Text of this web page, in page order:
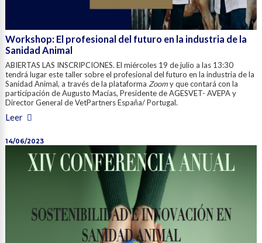
Workshop: El profesional del futuro en la industria de la
Sanidad Animal
ABIERTAS LAS INSCRIPCIONES. El miércoles 19 de julio a las 13:30
tendrá lugar este taller sobre el profesional del futuro en la industria de la
Sanidad Animal, a través de la plataforma Zoomy que contará con la
participación de Augusto Macías, Presidente de AGESVET- AVEPA y
Director General de VetPartners España/ Portugal.
Leer
14/06/2023